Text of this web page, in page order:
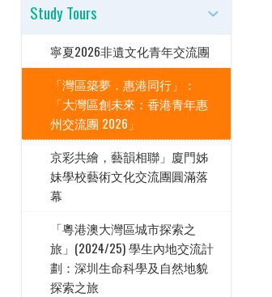
Study Tours
寧夏2026非遺文化青年交流團
「灣區築夢．惠港同行」：
「大灣區創未來：香港青年惠
州交流團 2026」
京彩共繪，藝韻相聯」廈門姊
妹學校藝術文化交流團圓滿落
幕
「粵港澳大灣區城市探索之
旅」(2024/25) 學生內地交流計
劃：深圳生命科學及自然地貌
探索之旅